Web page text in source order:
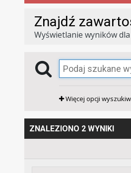
Znajdź
Wyświetlanie wyników
Więcej opcji
ZNALEZIONO 2 WYNIKI